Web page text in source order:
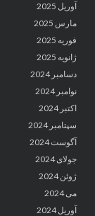
آوریل 2025
مارس 2025
فوریه 2025
ژانویه 2025
دسامبر 2024
نوامبر 2024
اکتبر 2024
سپتامبر 2024
آگوست 2024
جولای 2024
ژوئن 2024
می 2024
آوریل 2024